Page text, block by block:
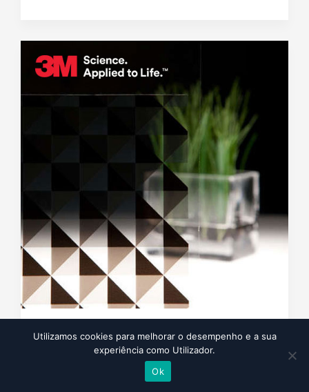
3MTMFasaraTMPrism Noir
Padrão prismático, variação de opacidade.
Utilizamos cookies para melhorar o desempenho e a sua
experiência como Utilizador.
Ok